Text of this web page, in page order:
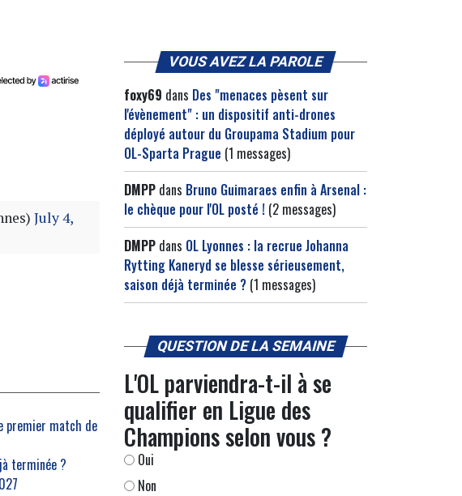
July 4,
premier match de
terminée ?
VOUS AVEZ LA PAROLE
foxy69 dans Des "menaces pèsent sur
l'évènement" : un dispositif anti-drones
déployé autour du Groupama Stadium pour
OL-Sparta Prague (1 messages)
DMPP dans Bruno Guimaraes enfin à Arsenal :
le chèque pour l'OL posté ! (2 messages)
DMPP dans OL Lyonnes : la recrue Johanna
Rytting Kaneryd se blesse sérieusement,
saison déjà terminée ? (1 messages)
QUESTION DE LA SEMAINE
L'OL parviendra-t-il à se
qualifier en Ligue des
Champions selon vous ?
Oui
Non